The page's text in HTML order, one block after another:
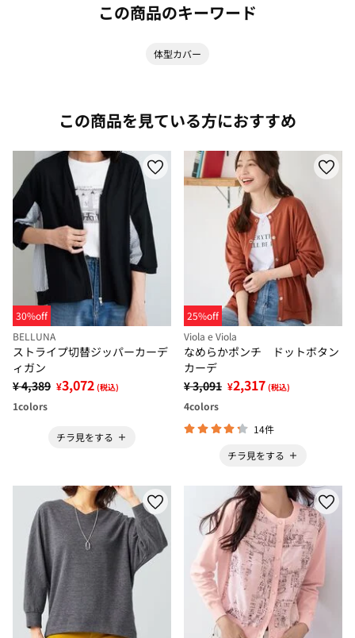
この商品のキーワード
体型カバー
この商品を見ている方におすすめ
30%off
BELLUNA
ストライプ切替ジッパーカーデ
ィガン
¥ 4,389 ¥3,072 (税込)
1colors
チラ見をする
25%off
Viola e Viola
なめらかポンチ ドットボタン
カーデ
¥ 3,091 ¥2,317 (税込)
4colors
14件
チラ見をする